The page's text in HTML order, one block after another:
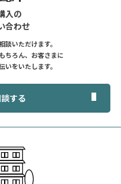
入の
合わせ
いただけます。
ちろん、お客さまに
をいたします。
する